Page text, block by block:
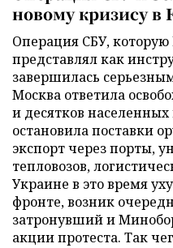
новому кризису в
Операция СБУ,
представлял как
завершилась
Москва ответила
и десятков
остановила поставки
экспорт через порты,
тепловозов,
Украине в это время
фронте, возник
затронувший и
акции протеста. Так